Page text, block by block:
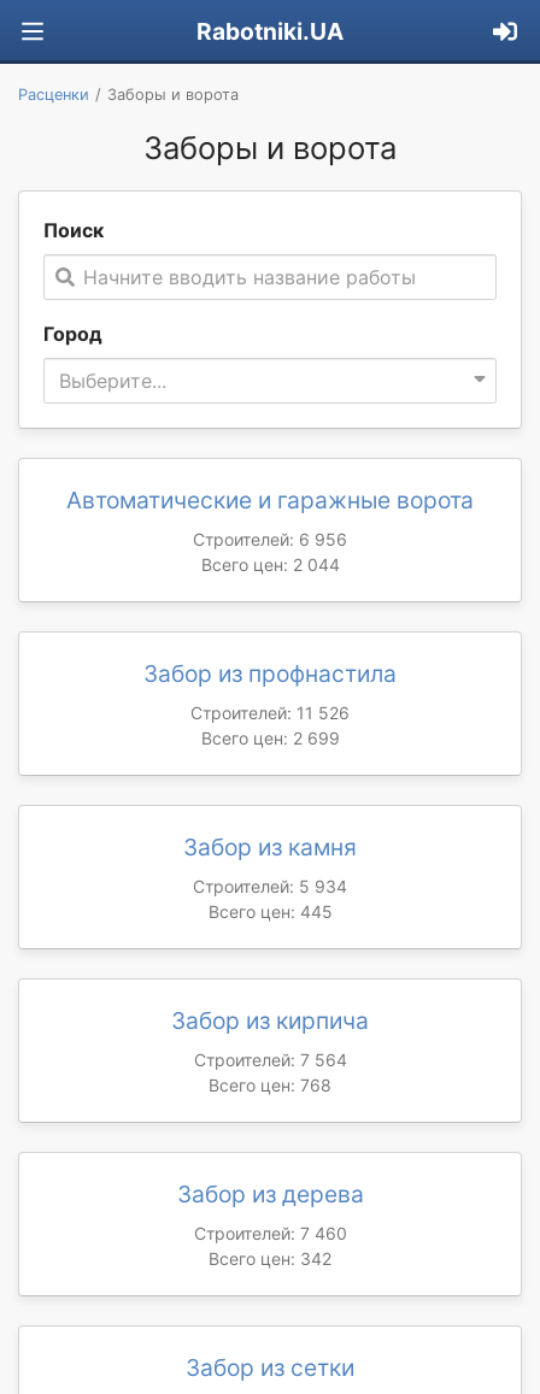
Rabotniki.UA
Расценки Заборы и ворота
Заборы и ворота
Поиск
Начните вводить название работы
Город
Выберите...
Автоматические и гаражные ворота
Строителей: 6 956
Всего цен: 2 044
Забор из профнастила
Строителей: 11 526
Всего цен: 2 699
Забор из камня
Строителей: 5 934
Всего цен: 445
Забор из кирпича
Строителей: 7 564
Всего цен: 768
Забор из дерева
Строителей: 7 460
Всего цен: 342
Забор из сетки